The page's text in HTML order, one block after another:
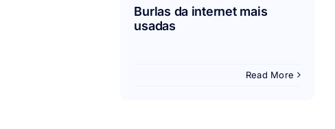
Burlas da internet mais
usadas
Read More